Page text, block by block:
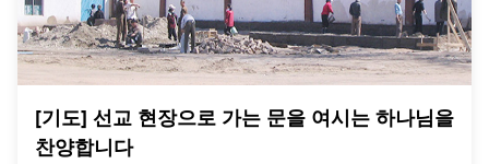
[기도] 선교 현장으로 가는 문을 여시는 하나님을
찬양합니다